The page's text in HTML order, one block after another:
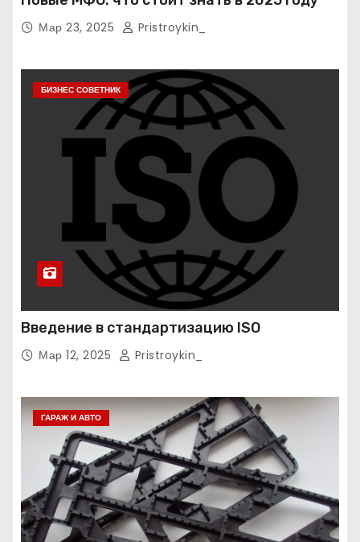
Мар 23, 2025 Pristroykin_
БИЗНЕС СОВЕТНИК
Введение в стандартизацию ISO
Мар 12, 2025 Pristroykin_
ГАРАЖ И АВТО